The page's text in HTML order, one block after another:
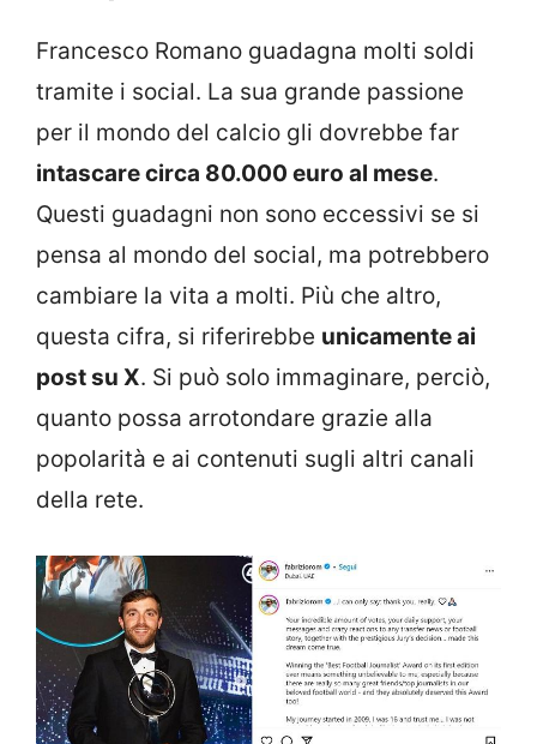
Francesco Romano guadagna molti soldi
tramite i social. La sua grande passione
per il mondo del calcio gli dovrebbe far
intascare circa 80.000 euro al mese.
Questi guadagni non sono eccessivi se si
pensa al mondo del social, ma potrebbero
cambiare la vita a molti. Più che altro,
questa cifra, si riferirebbe unicamente ai
post su X. Si può solo immaginare, perciò,
quanto possa arrotondare grazie alla
popolarità e ai contenuti sugli altri canali
della rete.